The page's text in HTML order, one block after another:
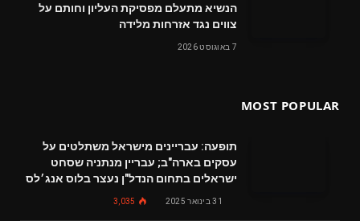
הנשיא מתעלם מפסיקת העליון וחותם על
צווים נגד אזרחות מלידה
7 באוגוסט 2026
MOST POPULAR
תופעה: עבריינים מישראל משתלטים על
עסקים בארה"ב; עבריין מנתניה שסחט
ישראלים בתחום הנדל"ן נעצר בלוס אנג׳לס
31 בינואר 2025 3,035